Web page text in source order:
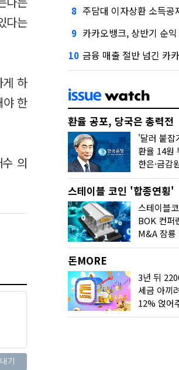
다는
하
한
의
8 주담대 이자상환 소득공제
9 카카오뱅크, 상반기 순익 3280억 '역대
10 금융 매출 절반 넘긴 카카오페
환율 공포, 당국은 총력전
스테이블 코인 '합종연횡'
돈MORE